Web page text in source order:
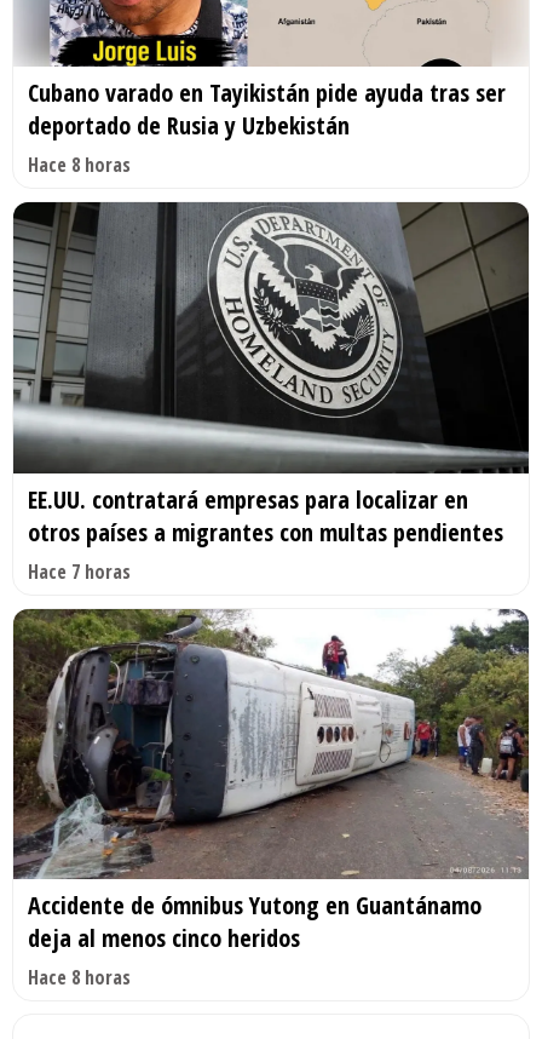
Cubano varado en Tayikistán pide ayuda tras ser
deportado de Rusia y Uzbekistán
Hace 8 horas
EE.UU. contratará empresas para localizar en
otros países a migrantes con multas pendientes
Hace 7 horas
Accidente de ómnibus Yutong en Guantánamo
deja al menos cinco heridos
Hace 8 horas